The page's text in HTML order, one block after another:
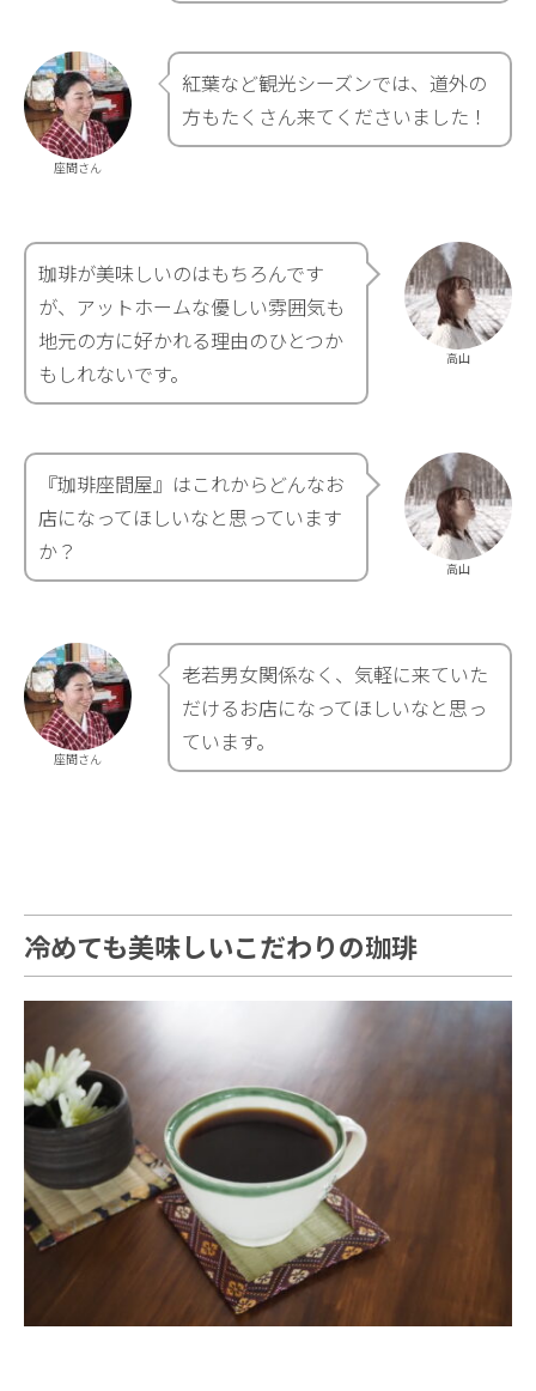
座間さん
紅葉など観光シーズンでは、道外の
方もたくさん来てくださいました！
高山
珈琲が美味しいのはもちろんです
が、アットホームな優しい雰囲気も
地元の方に好かれる理由のひとつか
もしれないです。
高山
『珈琲座間屋』はこれからどんなお
店になってほしいなと思っています
か？
座間さん
老若男女関係なく、気軽に来ていた
だけるお店になってほしいなと思っ
ています。
冷めても美味しいこだわりの珈琲